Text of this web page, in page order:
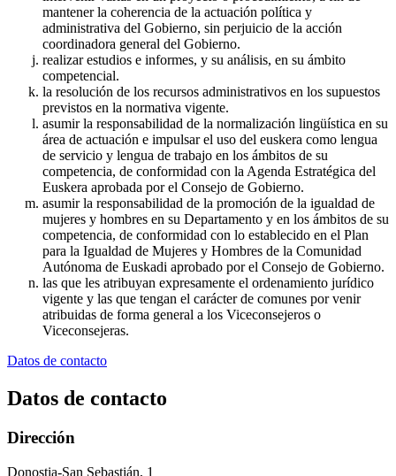
mantener la coherencia de la actuación política y
administrativa del Gobierno, sin perjuicio de la acción
coordinadora general del Gobierno.
realizar estudios e informes, y su análisis, en su ámbito
competencial.
la resolución de los recursos administrativos en los supuestos
previstos en la normativa vigente.
asumir la responsabilidad de la normalización lingüística en su
área de actuación e impulsar el uso del euskera como lengua
de servicio y lengua de trabajo en los ámbitos de su
competencia, de conformidad con la Agenda Estratégica del
Euskera aprobada por el Consejo de Gobierno.
asumir la responsabilidad de la promoción de la igualdad de
mujeres y hombres en su Departamento y en los ámbitos de su
competencia, de conformidad con lo establecido en el Plan
para la Igualdad de Mujeres y Hombres de la Comunidad
Autónoma de Euskadi aprobado por el Consejo de Gobierno.
las que les atribuyan expresamente el ordenamiento jurídico
vigente y las que tengan el carácter de comunes por venir
atribuidas de forma general a los Viceconsejeros o
Viceconsejeras.
Datos de contacto
Datos de contacto
Dirección
Donostia-San Sebastián, 1